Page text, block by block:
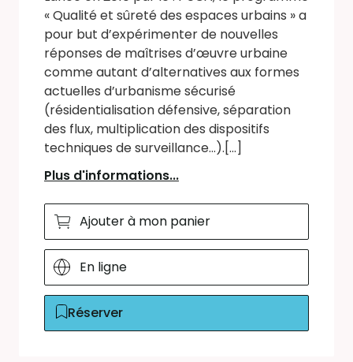
« Qualité et sûreté des espaces urbains » a
pour but d’expérimenter de nouvelles
réponses de maîtrises d’œuvre urbaine
comme autant d’alternatives aux formes
actuelles d’urbanisme sécurisé
(résidentialisation défensive, séparation
des flux, multiplication des dispositifs
techniques de surveillance...).[...]
Plus d'informations...
Ajouter à mon panier
En ligne
Réserver